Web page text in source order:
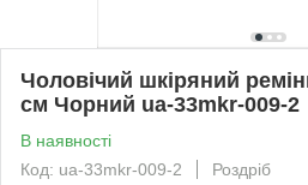
Чоловічий шкіряний
см Чорний ua-33mkr-009-2
В наявності
Код: ua-33mkr-009-2
Роздріб